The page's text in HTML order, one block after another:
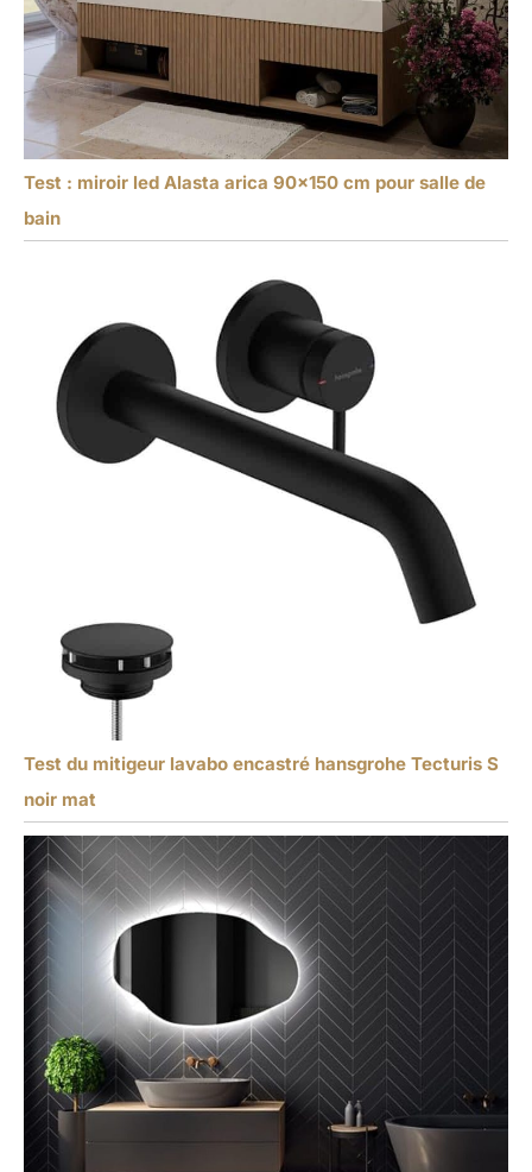
Test : miroir led Alasta arica 90×150 cm pour salle de
bain
Test du mitigeur lavabo encastré hansgrohe Tecturis S
noir mat